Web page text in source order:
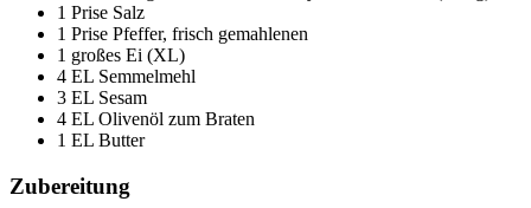
1 Prise Salz
1 Prise Pfeffer, frisch gemahlenen
1 großes Ei (XL)
4 EL Semmelmehl
3 EL Sesam
4 EL Olivenöl zum Braten
1 EL Butter
Zubereitung